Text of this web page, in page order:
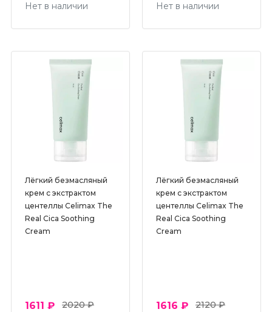
Нет в наличии Нет в наличии
Лёгкий безмасляный
крем с экстрактом
центеллы Celimax The
Real Cica Soothing
Cream
1611 ₽
2020 ₽
Лёгкий безмасляный
крем с экстрактом
центеллы Celimax The
Real Cica Soothing
Cream
1616 ₽
2120 ₽